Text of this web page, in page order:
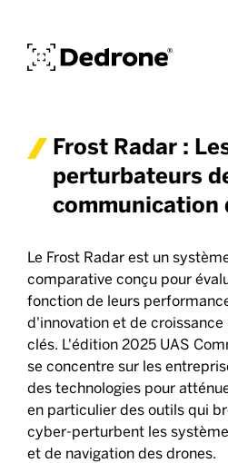
Frost Radar :
perturbateurs
communication
Le Frost Radar est un
comparative conçu pour
fonction de leurs
d'innovation et de
clés. L'édition 2025 UAS
se concentre sur les
des technologies pour
en particulier des outils qui
cyber-perturbent les
et de navigation des drones.